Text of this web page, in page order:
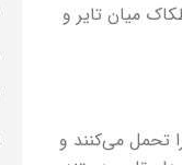
میان تایر و
تحمل می‌کنند و